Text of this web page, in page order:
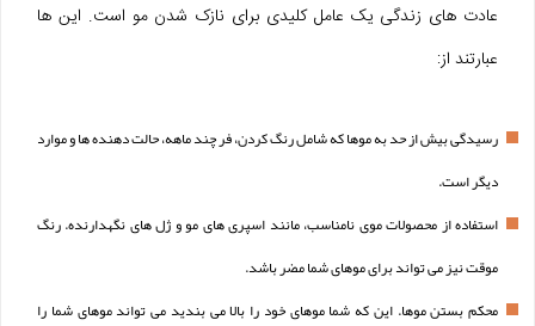
عادت های زندگی یک عامل کلیدی برای نازک شدن مو است. این ها
عبارتند از:
رسیدگی بیش از حد به موها که شامل رنگ کردن، فر چند ماهه، حالت دهنده ها و موارد
دیگر است.
استفاده از محصولات موی نامناسب، مانند اسپری های مو و ژل های نگهدارنده. رنگ
موقت نیز می تواند برای موهای شما مضر باشد.
محکم بستن موها. این که شما موهای خود را بالا می بندید می تواند موهای شما را